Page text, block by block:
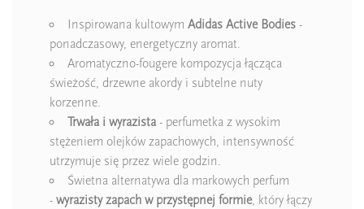
Inspirowana kultowym Adidas Active Bodies -
ponadczasowy, energetyczny aromat.
Aromatyczno-fougere kompozycja łącząca
świeżość, drzewne akordy i subtelne nuty
korzenne.
Trwała i wyrazista - perfumetka z wysokim
stężeniem olejków zapachowych, intensywność
utrzymuje się przez wiele godzin.
Świetna alternatywa dla markowych perfum
- wyrazisty zapach w przystępnej formie, który łączy